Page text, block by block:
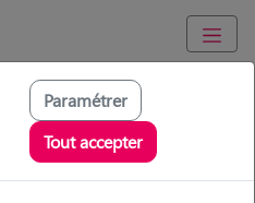
Orientales/Perpignan
Petsitter à
Paramétrer
Tout accepter